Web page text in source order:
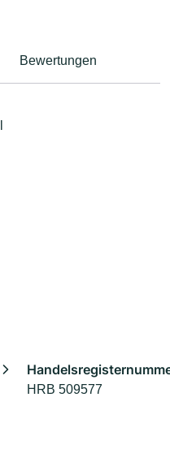
Bewertungen
HRB 509577